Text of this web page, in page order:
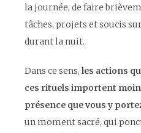
la journée, de faire
tâches, projets et soucis
durant la nuit.
Dans ce sens, les actions
ces rituels importent
présence que vous y
un moment sacré, qui